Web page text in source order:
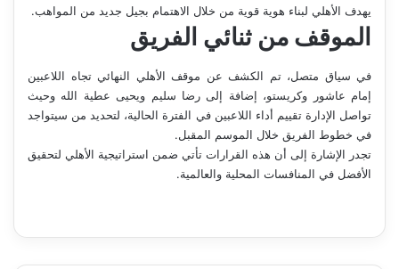
يهدف الأهلي لبناء هوية قوية من خلال الاهتمام بجيل جديد من المواهب.
الموقف من ثنائي الفريق
في سياق متصل، تم الكشف عن موقف الأهلي النهائي تجاه اللاعبين
إمام عاشور وكريستو، إضافة إلى رضا سليم ويحيى عطية الله وحيث
تواصل الإدارة تقييم أداء اللاعبين في الفترة الحالية، لتحديد من سيتواجد
في خطوط الفريق خلال الموسم المقبل.
تجدر الإشارة إلى أن هذه القرارات تأتي ضمن استراتيجية الأهلي لتحقيق
الأفضل في المنافسات المحلية والعالمية.